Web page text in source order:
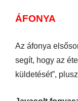
ÁFONYA
Az áfonya
segít, hogy az
küldetését”,